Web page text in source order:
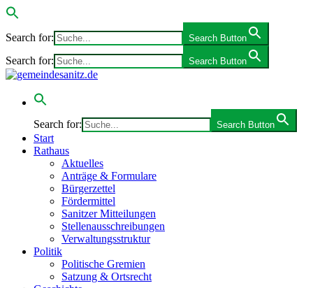
Search for: Search Button
Search for: Search Button
Search for: Search Button
Start
Rathaus
Aktuelles
Anträge & Formulare
Bürgerzettel
Fördermittel
Sanitzer Mitteilungen
Stellenausschreibungen
Verwaltungsstruktur
Politik
Politische Gremien
Satzung & Ortsrecht